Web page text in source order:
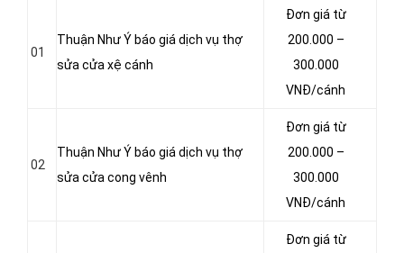
01
Thuận Như Ý báo giá dịch vụ thợ
sửa cửa xệ cánh
Đơn giá từ
200.000 –
300.000
VNĐ/cánh
02
Thuận Như Ý báo giá dịch vụ thợ
sửa cửa cong vênh
Đơn giá từ
200.000 –
300.000
VNĐ/cánh
Đơn giá từ